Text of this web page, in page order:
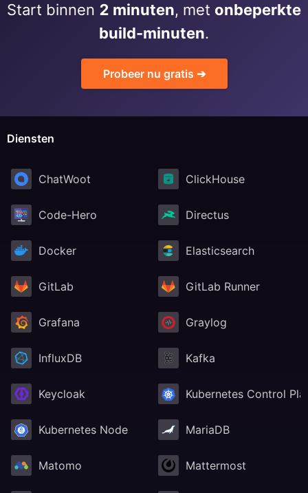
Start binnen 2 minuten, met onbeperkte
build-minuten.
Probeer nu gratis ➔
Diensten
ChatWoot ClickHouse
Code-Hero Directus
Docker Elasticsearch
GitLab GitLab Runner
Grafana Graylog
InfluxDB Kafka
Keycloak Kubernetes Control
Kubernetes Node MariaDB
Matomo Mattermost